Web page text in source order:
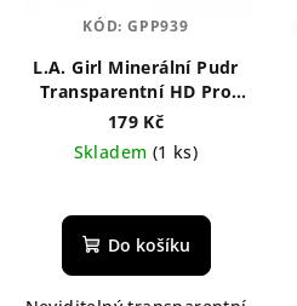
L.A. Girl Minerální Pudr
Transparentní HD Pro
Setting 5 g
179 Kč
Skladem (1 ks)
hodnocení
produktu
Do košíku
KÓD:GPP939